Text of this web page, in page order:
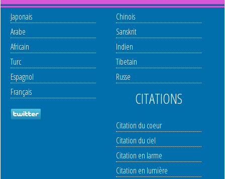
Japonais
Arabe
Africain
Turc
Espagnol
Français
Chinois
Sanskrit
Indien
Tibetain
Russe
CITATIONS
Citation du coeur
Citation du ciel
Citation en larme
Citation en lumière